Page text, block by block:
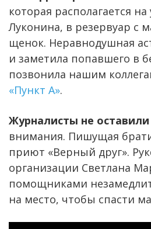
которая располагается
Луконина, в резервуар с
щенок. Неравнодушная
и заметила попавшего в
позвонила нашим
«Пункт А».
Журналисты не оставили
внимания. Пишущая
приют «Верный друг».
организации Светлана
помощниками
на место, чтобы спасти